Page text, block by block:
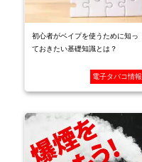
初心者がベイプを使うために知っ
ておきたい基礎知識とは？
電子タバコ情報